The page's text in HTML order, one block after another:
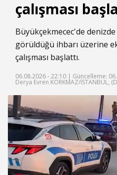
çalışması
Büyükçekmecec'de
görüldüğü ihbarı üzerine
çalışması başlattı.
06.08.2026 - 22:10 | Güncelleme:
Derya Evren KORKMAZ/İSTANBUL,